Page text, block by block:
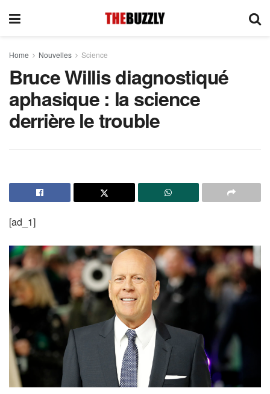
Home Nouvelles Science
Bruce Willis diagnostiqué
aphasique : la science
derrière le trouble
[ad_1]